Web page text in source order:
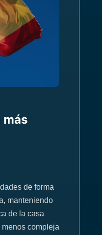
de forma
manteniendo
de la casa
compleja